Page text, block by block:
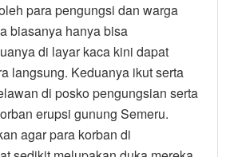
para pengungsi dan warga
biasanya hanya bisa
di layar kaca kini dapat
langsung. Keduanya ikut serta
di posko pengungsian serta
erupsi gunung Semeru.
agar para korban di